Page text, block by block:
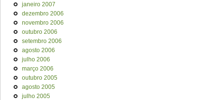
janeiro 2007
dezembro 2006
novembro 2006
outubro 2006
setembro 2006
agosto 2006
julho 2006
março 2006
outubro 2005
agosto 2005
julho 2005